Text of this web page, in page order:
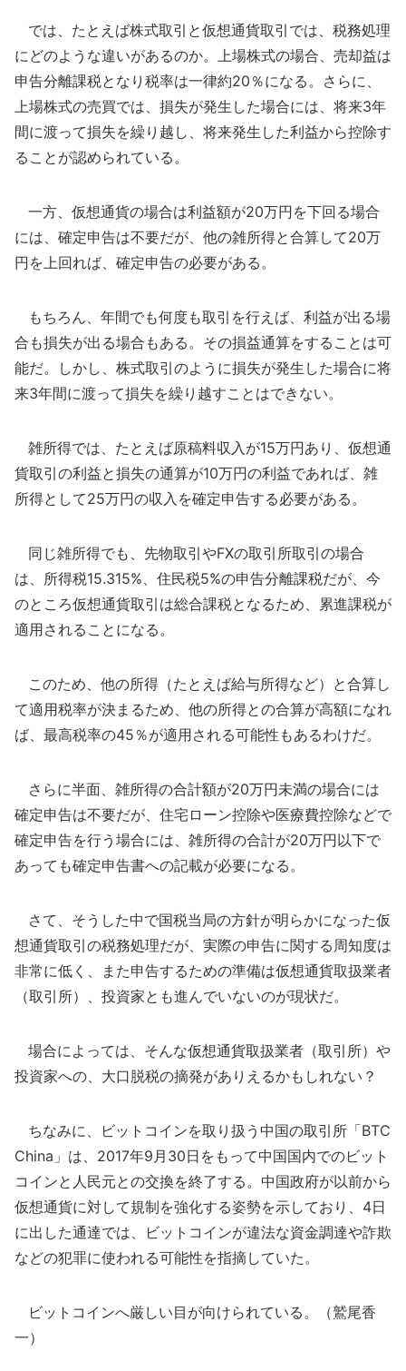
では、たとえば株式取引と仮想通貨取引では、税務処理
にどのような違いがあるのか。上場株式の場合、売却益は
申告分離課税となり税率は一律約20％になる。さらに、
上場株式の売買では、損失が発生した場合には、将来3年
間に渡って損失を繰り越し、将来発生した利益から控除す
ることが認められている。
一方、仮想通貨の場合は利益額が20万円を下回る場合
には、確定申告は不要だが、他の雑所得と合算して20万
円を上回れば、確定申告の必要がある。
もちろん、年間でも何度も取引を行えば、利益が出る場
合も損失が出る場合もある。その損益通算をすることは可
能だ。しかし、株式取引のように損失が発生した場合に将
来3年間に渡って損失を繰り越すことはできない。
雑所得では、たとえば原稿料収入が15万円あり、仮想通
貨取引の利益と損失の通算が10万円の利益であれば、雑
所得として25万円の収入を確定申告する必要がある。
同じ雑所得でも、先物取引やFXの取引所取引の場合
は、所得税15.315%、住民税5%の申告分離課税だが、今
のところ仮想通貨取引は総合課税となるため、累進課税が
適用されることになる。
このため、他の所得（たとえば給与所得など）と合算し
て適用税率が決まるため、他の所得との合算が高額になれ
ば、最高税率の45％が適用される可能性もあるわけだ。
さらに半面、雑所得の合計額が20万円未満の場合には
確定申告は不要だが、住宅ローン控除や医療費控除などで
確定申告を行う場合には、雑所得の合計が20万円以下で
あっても確定申告書への記載が必要になる。
さて、そうした中で国税当局の方針が明らかになった仮
想通貨取引の税務処理だが、実際の申告に関する周知度は
非常に低く、また申告するための準備は仮想通貨取扱業者
（取引所）、投資家とも進んでいないのが現状だ。
場合によっては、そんな仮想通貨取扱業者（取引所）や
投資家への、大口脱税の摘発がありえるかもしれない？
ちなみに、ビットコインを取り扱う中国の取引所「BTC
China」は、2017年9月30日をもって中国国内でのビット
コインと人民元との交換を終了する。中国政府が以前から
仮想通貨に対して規制を強化する姿勢を示しており、4日
に出した通達では、ビットコインが違法な資金調達や詐欺
などの犯罪に使われる可能性を指摘していた。
ビットコインへ厳しい目が向けられている。（鷲尾香
一）